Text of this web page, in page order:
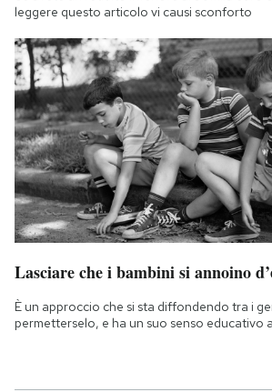
leggere questo articolo vi causi sconforto
Lasciare che i bambini si annoino
È un approccio che si sta diffondendo tra i
permetterselo, e ha un suo senso educativo